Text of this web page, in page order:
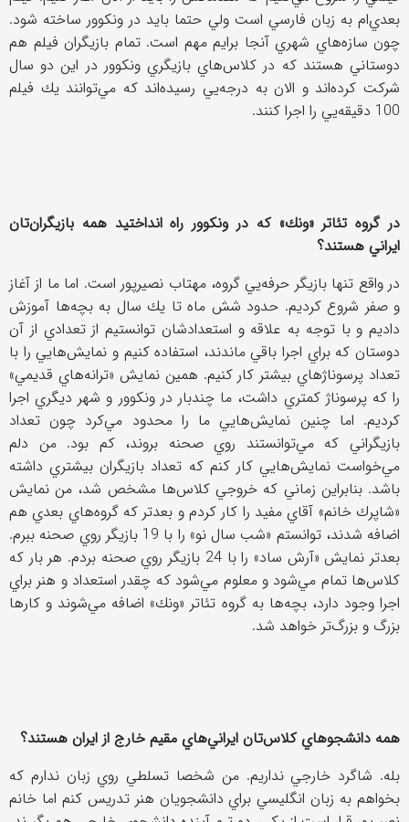
بعدي‌ام به زبان فارسي است ولي حتما بايد در ونكوور ساخته شود.
چون سازه‌هاي شهري آنجا برايم مهم است. تمام بازيگران فيلم هم
دوستاني هستند كه در كلاس‌هاي بازيگري ونكوور در اين دو سال
شركت كرده‌اند و الان به درجه‌يي رسيده‌اند كه مي‌توانند يك فيلم
100 دقيقه‌يي را اجرا كنند.
در گروه تئاتر «ونك» كه در ونكوور راه انداختيد همه بازيگران‌تان
ايراني هستند؟
در واقع تنها بازيگر حرفه‌يي گروه، مهتاب نصيرپور است. اما ما از آغاز
و صفر شروع كرديم. حدود شش ماه تا يك سال به بچه‌ها آموزش
داديم و با توجه به علاقه و استعدادشان توانستيم از تعدادي از آن
دوستان كه براي اجرا باقي ماندند، استفاده كنيم و نمايش‌هايي را با
تعداد پرسوناژهاي بيشتر كار كنيم. همين نمايش «ترانه‌هاي قديمي»
را كه پرسوناژ كمتري داشت، ما چندبار در ونكوور و شهر ديگري اجرا
كرديم. اما چنين نمايش‌هايي ما را محدود مي‌كرد چون تعداد
بازيگراني كه مي‌توانستند روي صحنه بروند، كم بود. من دلم
مي‌خواست نمايش‌هايي كار كنم كه تعداد بازيگران بيشتري داشته
باشد. بنابراين زماني كه خروجي كلاس‌ها مشخص شد، من نمايش
«شاپرك خانم» آقاي مفيد را كار كردم و بعدتر كه گروه‌هاي بعدي هم
اضافه شدند، توانستم «شب سال نو» را با 19 بازيگر روي صحنه ببرم.
بعدتر نمايش «آرش‌ ساد» را با 24 بازيگر روي صحنه بردم. هر بار كه
كلاس‌ها تمام مي‌شود و معلوم مي‌شود كه چقدر استعداد و هنر براي
اجرا وجود دارد، بچه‌ها به گروه تئاتر «ونك» اضافه مي‌شوند و كارها
بزرگ و بزرگ‌تر خواهد شد.
همه دانشجوهاي كلاس‌تان ايراني‌هاي مقيم خارج از ايران هستند؟
بله. شاگرد خارجي نداريم. من شخصا تسلطي روي زبان ندارم كه
بخواهم به زبان انگليسي براي دانشجويان هنر تدريس كنم اما خانم